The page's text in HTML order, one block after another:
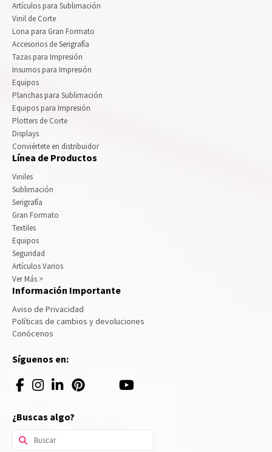
Artículos para Sublimación
Vinil de Corte
Lona para Gran Formato
Accesorios de Serigrafía
Tazas para Impresión
Insumos para Impresión
Equipos
Planchas para Sublimación
Equipos para Impresión
Plotters de Corte
Displays
Conviértete en distribuidor
Línea de Productos
Viniles
Sublimación
Serigrafía
Gran Formato
Textiles
Equipos
Seguridad
Artículos Varios
Ver Más >
Información Importante
Aviso de Privacidad
Políticas de cambios y devoluciones
Conócenos
Síguenos en:
¿Buscas algo?
Buscar
por: